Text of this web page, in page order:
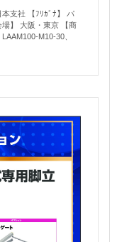
本支社 【ﾌﾘｶﾞﾅ】 パ
】 大阪・東京 【商
M10-30、